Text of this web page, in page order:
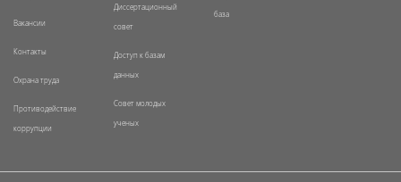
Вакансии
Контакты
Охрана труда
Противодействие
коррупции
Диссертационный
совет
Доступ к базам
данных
Совет молодых
ученых
база